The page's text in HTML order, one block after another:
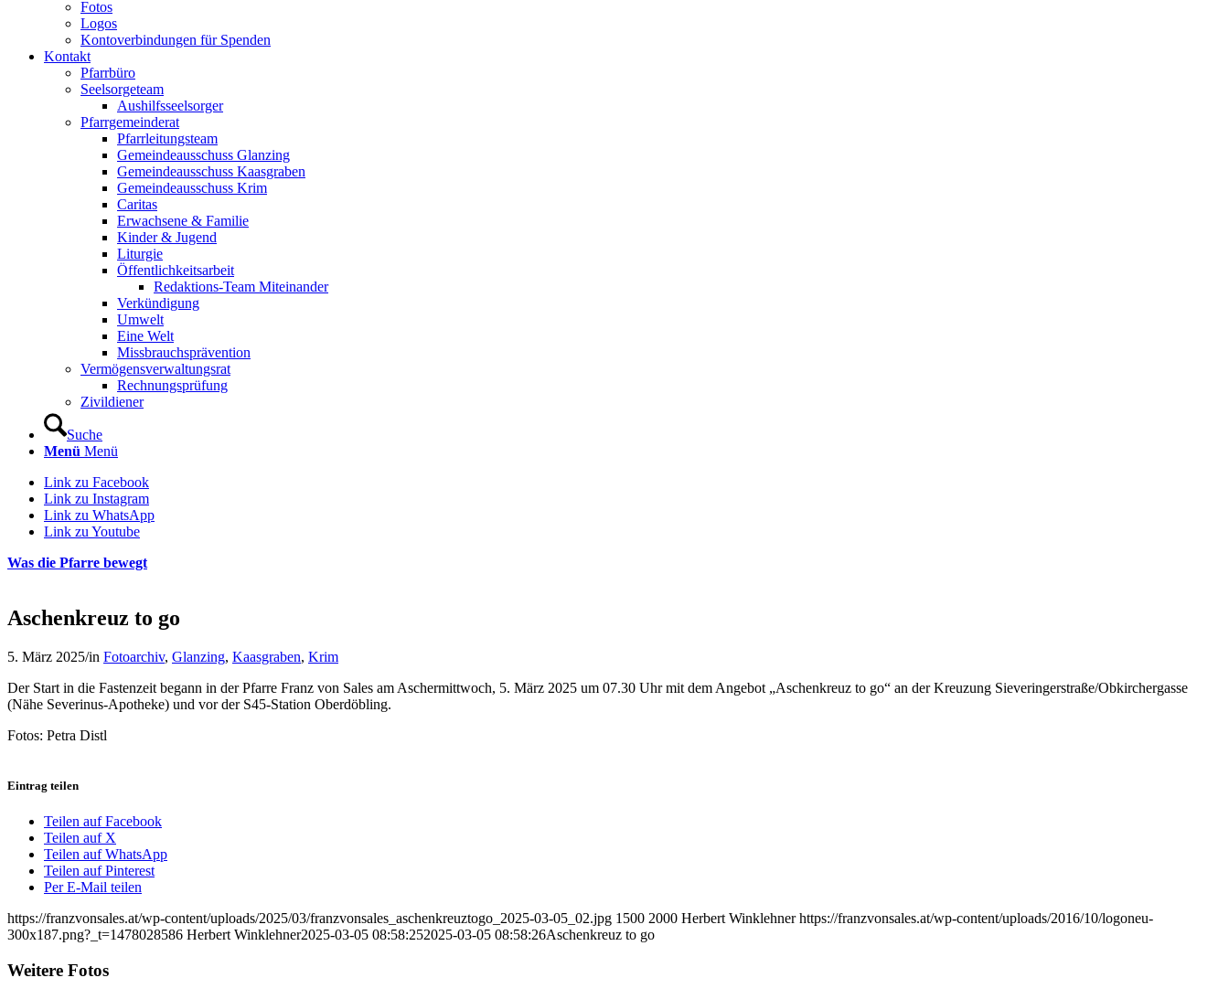
Fotos
Logos
Kontoverbindungen für Spenden
Kontakt
Pfarrbüro
Seelsorgeteam
Aushilfsseelsorger
Pfarrgemeinderat
Pfarrleitungsteam
Gemeindeausschuss Glanzing
Gemeindeausschuss Kaasgraben
Gemeindeausschuss Krim
Caritas
Erwachsene & Familie
Kinder & Jugend
Liturgie
Öffentlichkeitsarbeit
Redaktions-Team Miteinander
Verkündigung
Umwelt
Eine Welt
Missbrauchsprävention
Vermögensverwaltungsrat
Rechnungsprüfung
Zivildiener
Suche
Menü Menü
Link zu Facebook
Link zu Instagram
Link zu WhatsApp
Link zu Youtube
Was die Pfarre bewegt
Aschenkreuz to go
5. März 2025/in Fotoarchiv, Glanzing, Kaasgraben, Krim
Der Start in die Fastenzeit begann in der Pfarre Franz von Sales am Aschermittwoch, 5. März 2025 um 07.30 Uhr mit dem Angebot „Aschenkreuz to go“ an der Kreuzung Sieveringerstraße/Obkirchergasse
(Nähe Severinus-Apotheke) und vor der S45-Station Oberdöbling.
Fotos: Petra Distl
Eintrag teilen
Teilen auf Facebook
Teilen auf X
Teilen auf WhatsApp
Teilen auf Pinterest
Per E-Mail teilen
https://franzvonsales.at/wp-content/uploads/2025/03/franzvonsales_aschenkreuztogo_2025-03-05_02.jpg 1500 2000 Herbert Winklehner https://franzvonsales.at/wp-content/uploads/2016/10/logoneu-
300x187.png?_t=1478028586 Herbert Winklehner2025-03-05 08:58:252025-03-05 08:58:26Aschenkreuz to go
Weitere Fotos